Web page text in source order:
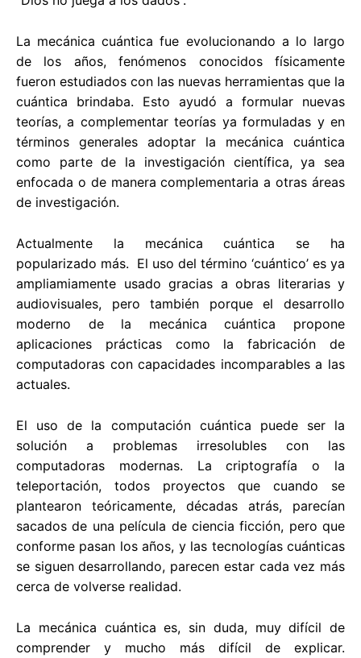
La mecánica cuántica fue evolucionando a lo largo
de los años, fenómenos conocidos físicamente
fueron estudiados con las nuevas herramientas que la
cuántica brindaba. Esto ayudó a formular nuevas
teorías, a complementar teorías ya formuladas y en
términos generales adoptar la mecánica cuántica
como parte de la investigación científica, ya sea
enfocada o de manera complementaria a otras áreas
de investigación.
Actualmente la mecánica cuántica se ha
popularizado más. El uso del término ‘cuántico’ es ya
ampliamiamente usado gracias a obras literarias y
audiovisuales, pero también porque el desarrollo
moderno de la mecánica cuántica propone
aplicaciones prácticas como la fabricación de
computadoras con capacidades incomparables a las
actuales.
El uso de la computación cuántica puede ser la
solución a problemas irresolubles con las
computadoras modernas. La criptografía o la
teleportación, todos proyectos que cuando se
plantearon teóricamente, décadas atrás, parecían
sacados de una película de ciencia ficción, pero que
conforme pasan los años, y las tecnologías cuánticas
se siguen desarrollando, parecen estar cada vez más
cerca de volverse realidad.
La mecánica cuántica es, sin duda, muy difícil de
comprender y mucho más difícil de explicar.